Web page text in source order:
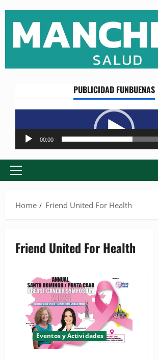
content
PUBLICIDAD FUNBUENAS
Reproductor
de
vídeo
00:00
Primary
Home
Friend United For Health
Friend United For Health
Eventos y Actividades